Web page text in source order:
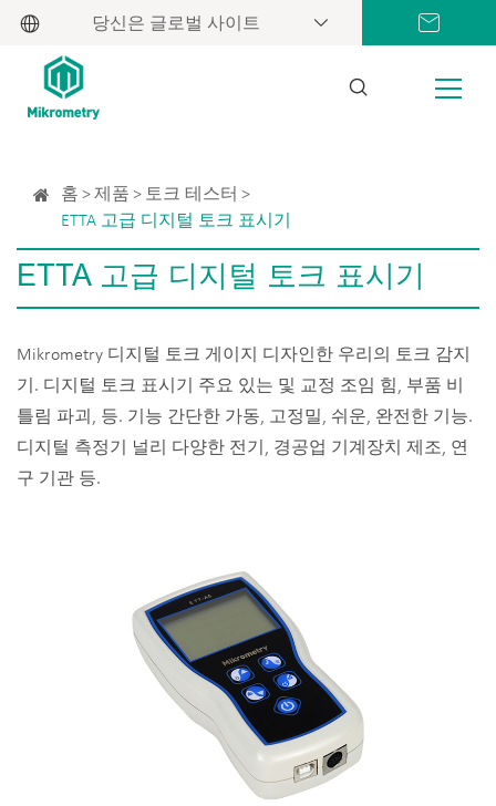
당신은 글로벌 사이트
홈 제품
토크 테스터
ETTA 고급 디지털 토크 표시기
ETTA 고급 디지털 토크 표시기
Mikrometry 디지털 토크 게이지 디자인한 우리의 토크 감지
기. 디지털 토크 표시기 주요 있는 및 교정 조임 힘, 부품 비
틀림 파괴, 등. 기능 간단한 가동, 고정밀, 쉬운, 완전한 기능.
디지털 측정기 널리 다양한 전기, 경공업 기계장치 제조, 연
구 기관 등.